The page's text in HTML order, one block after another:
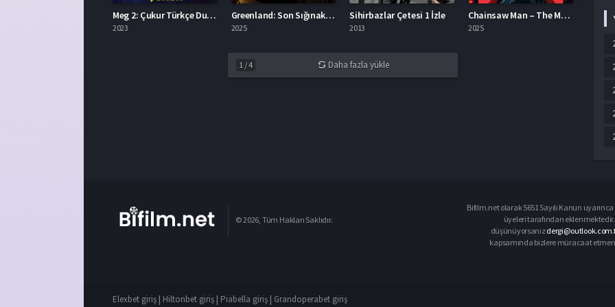
Meg 2: Çukur Türkçe Dublaj İzle
2023
Greenland: Son Sığınak Full İzle
2025
Sihirbazlar Çetesi 1 İzle
2013
Chainsaw Man – The Movie: Reze Arc Türkçe Dublaj
2025
1 /4 Daha fazla yükle
© 2026, Tüm Hakları Saklıdır.
Bifilm.net olarak 5651 Sayılı Kanun
üyeleri tarafından
düşünüyorsanız
kapsamında bizlere müracaat
Elexbet giriş | Hiltonbet giriş | Piabella giriş | Grandoperabet giriş